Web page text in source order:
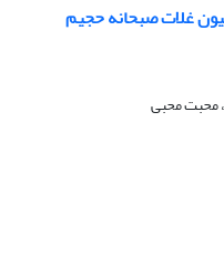
غلات صبحانه حجیم